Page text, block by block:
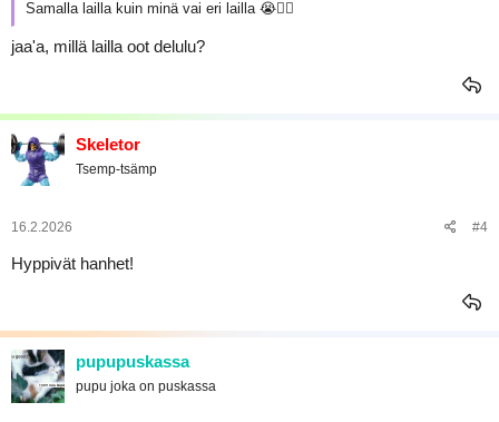
Samalla lailla kuin minä vai eri lailla 😭☝🏻
jaa'a, millä lailla oot delulu?
Skeletor
Tsemp-tsämp
16.2.2026 #4
Hyppivät hanhet!
pupupuskassa
pupu joka on puskassa